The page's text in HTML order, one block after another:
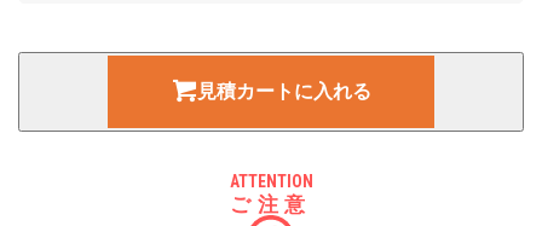
3カ月 8,500円
4カ月 10,000
見積カートに入れる
ATTENTION
ご注意